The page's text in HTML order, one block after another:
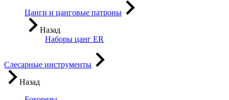
Цанги и цанговые патроны
Назад
Наборы цанг ER
Слесарные инструменты
Назад